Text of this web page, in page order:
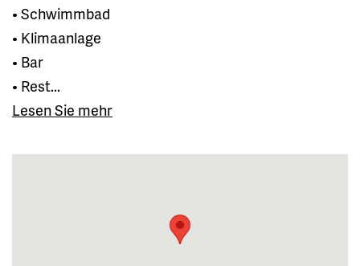
• Schwimmbad
• Klimaanlage
• Bar
• Rest...
Lesen Sie mehr